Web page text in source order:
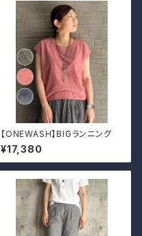
【ONEWASH】BIGランニング
¥17,380